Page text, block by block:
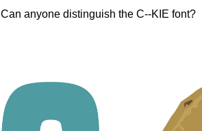
Can anyone distinguish the C--KIE font?